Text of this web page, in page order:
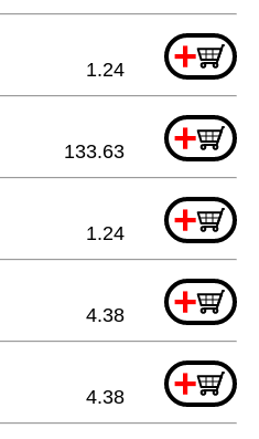
+
1.24
+
133.63
+
1.24
+
4.38
+
4.38